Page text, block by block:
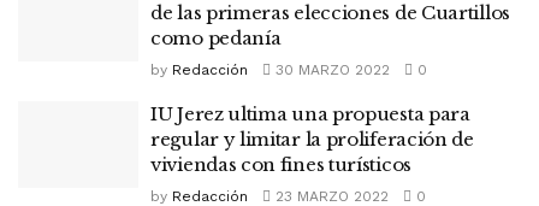
de las primeras elecciones de Cuartillos
como pedanía
by Redacción 30 MARZO 2022 0
IU Jerez ultima una propuesta para
regular y limitar la proliferación de
viviendas con fines turísticos
by Redacción 23 MARZO 2022 0